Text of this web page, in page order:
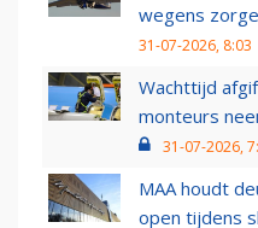
wegens
31-07-2026, 8:03
Wachttijd
monteurs
31-07-2026,
MAA houdt
open tijdens